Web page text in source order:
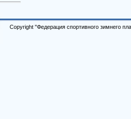
Copyright "Федерация спортивного зимнего